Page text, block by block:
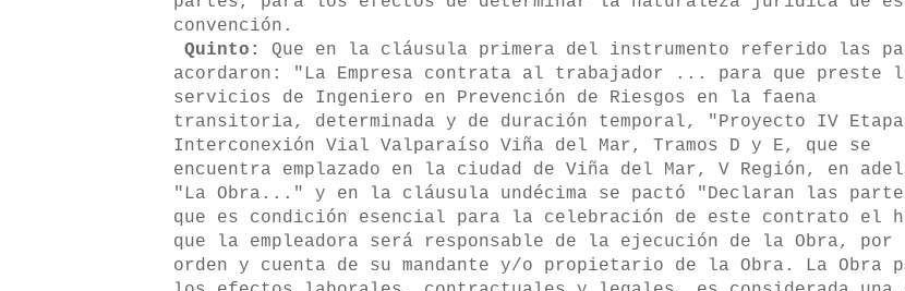
convención.
Quinto: Que en la cláusula primera del instrumento referido las
acordaron: "La Empresa contrata al trabajador ... para que preste
servicios de Ingeniero en Prevención de Riesgos en la faena
transitoria, determinada y de duración temporal, "Proyecto IV Etapa
Interconexión Vial Valparaíso Viña del Mar, Tramos D y E, que se
encuentra emplazado en la ciudad de Viña del Mar, V Región, en
"La Obra..." y en la cláusula undécima se pactó "Declaran las
que es condición esencial para la celebración de este contrato el
que la empleadora será responsable de la ejecución de la Obra, por
orden y cuenta de su mandante y/o propietario de la Obra. La Obra